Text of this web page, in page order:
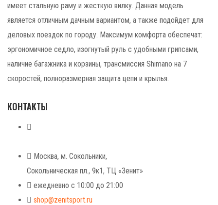
имеет стальную раму и жесткую вилку. Данная модель
является отличным дачным вариантом, а также подойдет для
деловых поездок по городу. Максимум комфорта обеспечат:
эргономичное седло, изогнутый руль с удобными грипсами,
наличие багажника и корзины, трансмиссия Shimano на 7
скоростей, полноразмерная защита цепи и крылья.
КОНТАКТЫ
Москва, м. Сокольники,
Сокольническая пл., 9к1, ТЦ «Зенит»
ежедневно с 10:00 до 21:00
shop@zenitsport.ru